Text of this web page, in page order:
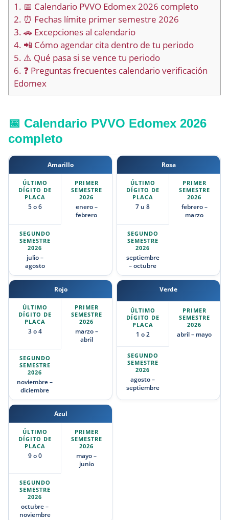
1. 📅 Calendario PVVO Edomex 2026 completo
2. ⏰ Fechas límite primer semestre 2026
3. 🚗 Excepciones al calendario
4. 📲 Cómo agendar cita dentro de tu periodo
5. ⚠️ Qué pasa si se vence tu periodo
6. ❓ Preguntas frecuentes calendario verificación
Edomex
📅 Calendario PVVO Edomex 2026
completo
Amarillo
5 o 6
enero –
febrero
julio –
agosto
Rosa
7 u 8
febrero –
marzo
septiembre
– octubre
Rojo
3 o 4
marzo –
abril
noviembre –
diciembre
Verde
1 o 2 abril – mayo
agosto –
septiembre
Azul
9 o 0
mayo –
junio
octubre –
noviembre